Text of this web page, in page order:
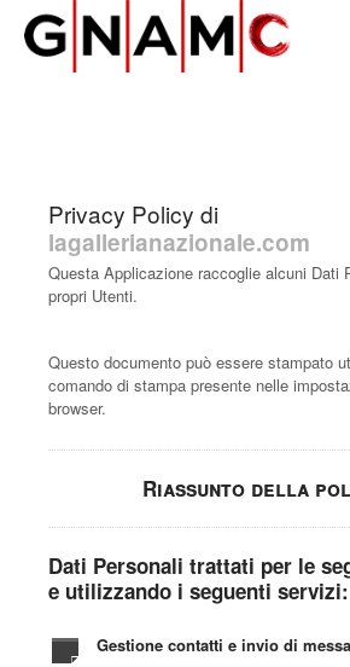
Privacy Policy di
lagallerianazionale.com
Questa Applicazione raccoglie alcuni Dati
propri Utenti.
Questo documento può essere stampato
comando di stampa presente nelle
browser.
Riassunto della
Dati Personali trattati per le
e utilizzando i seguenti servizi:
Gestione contatti e invio di